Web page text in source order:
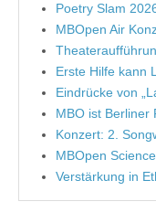
Poetry Slam
MBOpen Air
Erste Hilfe kann
Eindrücke von
MBO ist Berliner
Konzert: 2.
MBOpen
Verstärkung in